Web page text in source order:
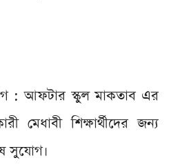
: আফটার স্কুল মাকতাব এর
মেধাবী শিক্ষার্থীদের জন্য
সুযোগ।